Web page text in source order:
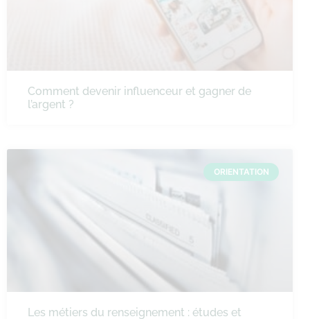
Comment devenir influenceur et gagner de
l’argent ?
ORIENTATION
Les métiers du renseignement : études et